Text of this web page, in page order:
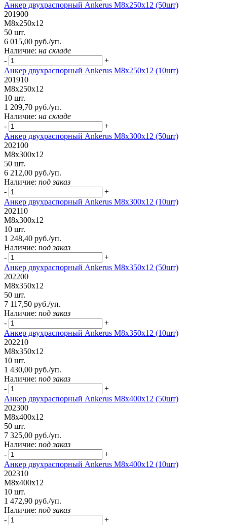
Анкер двухраспорный Ankerus М8х250х12 (50шт)
201900
М8х250х12
50 шт.
6 015,00 руб./уп.
Наличие: на складе
-
+
Анкер двухраспорный Ankerus М8х250х12 (10шт)
201910
М8х250х12
10 шт.
1 209,70 руб./уп.
Наличие: на складе
-
+
Анкер двухраспорный Ankerus М8х300х12 (50шт)
202100
М8х300х12
50 шт.
6 212,00 руб./уп.
Наличие: под заказ
-
+
Анкер двухраспорный Ankerus М8х300х12 (10шт)
202110
М8х300х12
10 шт.
1 248,40 руб./уп.
Наличие: под заказ
-
+
Анкер двухраспорный Ankerus М8х350х12 (50шт)
202200
М8х350х12
50 шт.
7 117,50 руб./уп.
Наличие: под заказ
-
+
Анкер двухраспорный Ankerus М8х350х12 (10шт)
202210
М8х350х12
10 шт.
1 430,00 руб./уп.
Наличие: под заказ
-
+
Анкер двухраспорный Ankerus М8х400х12 (50шт)
202300
М8х400х12
50 шт.
7 325,00 руб./уп.
Наличие: под заказ
-
+
Анкер двухраспорный Ankerus М8х400х12 (10шт)
202310
М8х400х12
10 шт.
1 472,90 руб./уп.
Наличие: под заказ
-
+